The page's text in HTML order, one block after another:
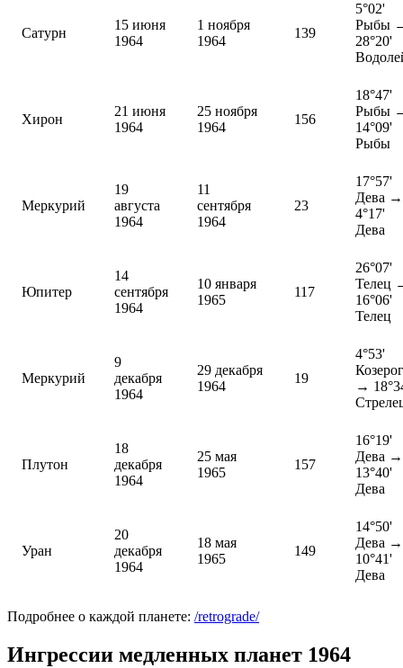
Сатурн
15 июня
1964
1 ноября
1964
139
5°02'
Рыбы
28°20'
Хирон
21 июня
1964
25 ноября
1964
156
18°47'
Рыбы
14°09'
Рыбы
Меркурий
19
августа
1964
11
сентября
1964
23
17°57'
Дева →
4°17'
Дева
Юпитер
14
сентября
1964
10 января
1965
117
26°07'
Телец
16°06'
Телец
Меркурий
9
декабря
1964
29 декабря
1964
19
4°53'
Козерог
→
Плутон
18
декабря
1964
25 мая
1965
157
16°19'
Дева →
13°40'
Дева
Уран
20
декабря
1964
18 мая
1965
149
14°50'
Дева →
10°41'
Дева
Подробнее о каждой планете: /retrograde/
Ингрессии медленных планет 1964